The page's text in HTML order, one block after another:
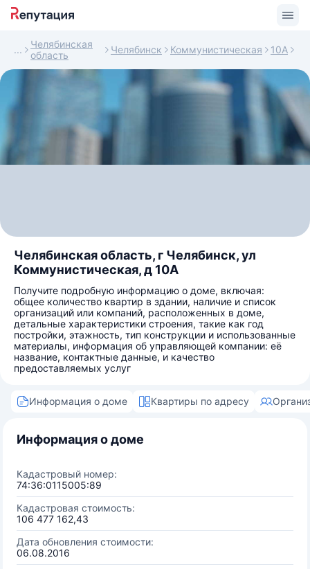
Челябинская
область
Челябинск Коммунистическая 10А
Челябинская область, г Челябинск, ул
Коммунистическая, д 10А
Получите подробную информацию о доме, включая:
общее количество квартир в здании, наличие и список
организаций или компаний, расположенных в доме,
детальные характеристики строения, такие как год
постройки, этажность, тип конструкции и использованные
материалы, информация об управляющей компании: её
название, контактные данные, и качество
предоставляемых услуг
Информация о доме Квартиры по адресу
Информация о доме
Кадастровый номер:
74:36:0115005:89
Кадастровая стоимость:
106 477 162,43
Дата обновления стоимости:
06.08.2016